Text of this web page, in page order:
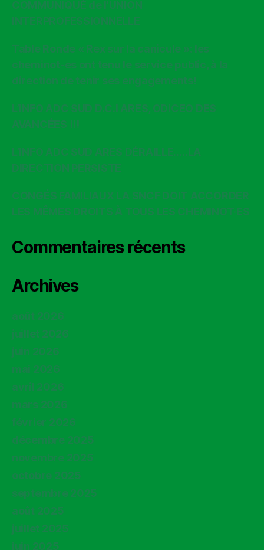
COMMUNIQUÉ de l’UNION
INTERPROFESSIONNELLE
Table Ronde « Rex sur la canicule »: les
cheminot-es ont tenu le service public, à la
direction de tenir ses engagements!
L’INFO ADC SUD D.C.I ARES, ODICEO DES
AVANCÉES !!!
L’INFO ADC SUD ARES DÉRAILLE…..LA
DIRECTION PERSISTE
CONGÉS FAMILIAUX LA SNCF DOIT ACCORDER
LES MÊMES DROITS À TOUS LES CHEMINOT·ES
Commentaires récents
Archives
août 2026
juillet 2026
juin 2026
mai 2026
avril 2026
mars 2026
février 2026
décembre 2025
novembre 2025
octobre 2025
septembre 2025
août 2025
juillet 2025
juin 2025